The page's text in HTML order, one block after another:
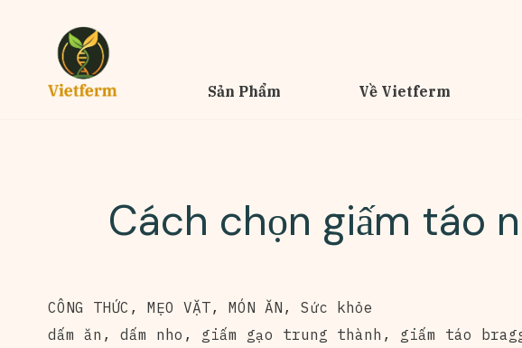
Sản Phẩm Về Vietferm
Cách chọn giấm táo
CÔNG THỨC , MẸO VẶT, MÓN ĂN , Sức khỏe
dấm ăn , dấm nho , giấm gạo trung thành , giấm táo